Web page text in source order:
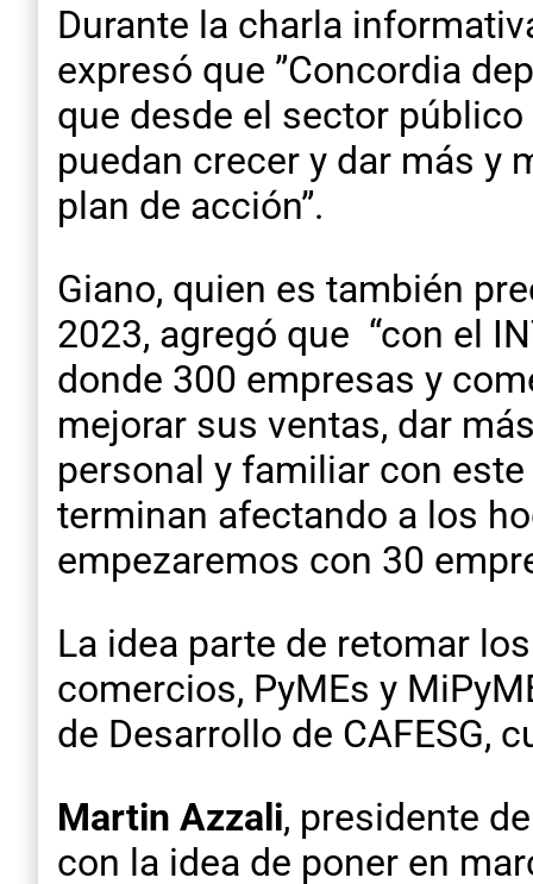
Durante la charla
expresó que ”Concordia
que desde el sector
puedan crecer y dar más y
plan de acción”.
Giano, quien es también
2023, agregó que “con el
donde 300 empresas y
mejorar sus ventas, dar
personal y familiar con
terminan afectando a los
empezaremos con 30
La idea parte de retomar
comercios, PyMEs y
de Desarrollo de CAFESG,
Martin Azzali, presidente
con la idea de poner en